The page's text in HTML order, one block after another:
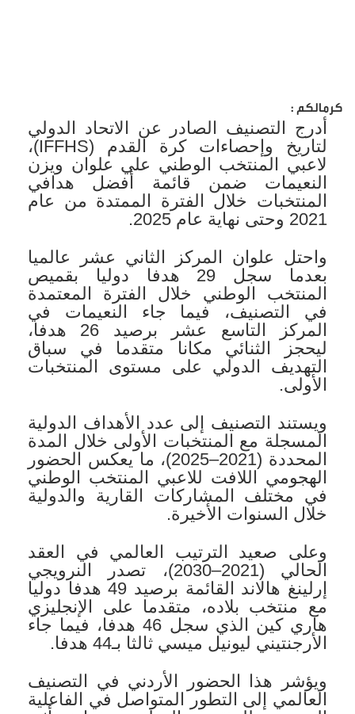
كرمالكم :
أدرج التصنيف الصادر عن الاتحاد الدولي
لتاريخ وإحصاءات كرة القدم (IFFHS)،
لاعبي المنتخب الوطني علي علوان ويزن
النعيمات ضمن قائمة أفضل هدافي
المنتخبات خلال الفترة الممتدة من عام
2021 وحتى نهاية عام 2025.
واحتل علوان المركز الثاني عشر عالميا
بعدما سجل 29 هدفا دوليا بقميص
المنتخب الوطني خلال الفترة المعتمدة
في التصنيف، فيما جاء النعيمات في
المركز التاسع عشر برصيد 26 هدفا،
ليحجز الثنائي مكانا متقدما في سباق
التهديف الدولي على مستوى المنتخبات
الأولى.
ويستند التصنيف إلى عدد الأهداف الدولية
المسجلة مع المنتخبات الأولى خلال المدة
المحددة (2021–2025)، ما يعكس الحضور
الهجومي اللافت للاعبي المنتخب الوطني
في مختلف المشاركات القارية والدولية
خلال السنوات الأخيرة.
وعلى صعيد الترتيب العالمي في العقد
الحالي (2021–2030)، تصدر النرويجي
إرلينغ هالاند القائمة برصيد 49 هدفا دوليا
مع منتخب بلاده، متقدما على الإنجليزي
هاري كين الذي سجل 46 هدفا، فيما جاء
الأرجنتيني ليونيل ميسي ثالثا بـ44 هدفا.
ويؤشر هذا الحضور الأردني في التصنيف
العالمي إلى التطور المتواصل في الفاعلية